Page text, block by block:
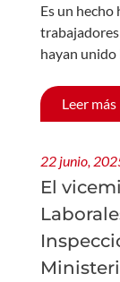
Es un hecho
hayan unido
Leer más
22 junio,
El